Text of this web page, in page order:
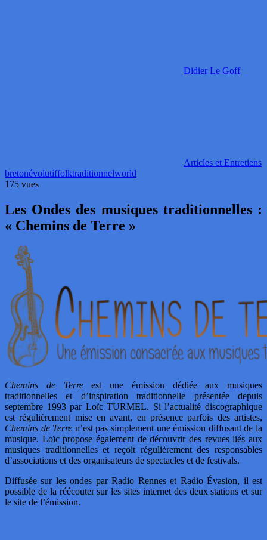
Didier Le Goff
Articles et Entretiens
bretonévolutiffolktraditionnelworld
175 vues
Les Ondes des musiques traditionnelles :
« Chemins de Terre »
Chemins de Terreest une émission dédiée aux musiques
traditionnelles et d’inspiration traditionnelle présentée depuis
septembre 1993 par Loïc TURMEL. Si l’actualité discographique
est régulièrement mise en avant, en présence parfois des artistes,
Chemins de Terre n’est pas simplement une émission diffusant de la
musique. Loïc propose également de découvrir des revues liés aux
musiques traditionnelles et reçoit régulièrement des responsables
d’associations et des organisateurs de spectacles et de festivals.
Diffusée sur les ondes par Radio Rennes et Radio Évasion, il est
possible de la réécouter sur les sites internet des deux stations et sur
le site de l’émission.